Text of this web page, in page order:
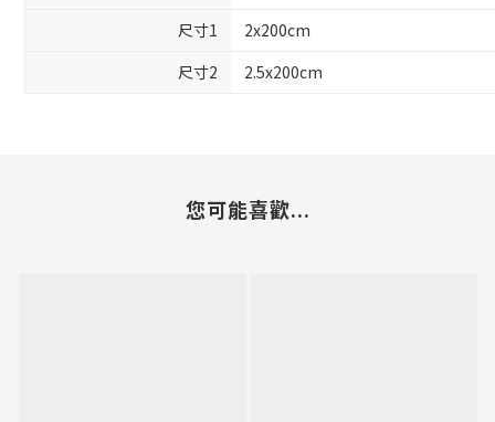
尺寸1
2x200cm
尺寸2
2.5x200cm
您可能喜歡...